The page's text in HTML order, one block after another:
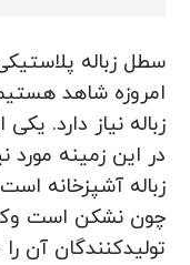
سطل زباله
امروزه شاهد
زباله نیاز دارد.
در این زمینه
زباله آشپزخانه
چون نشکن است
تولیدکنندگان آن